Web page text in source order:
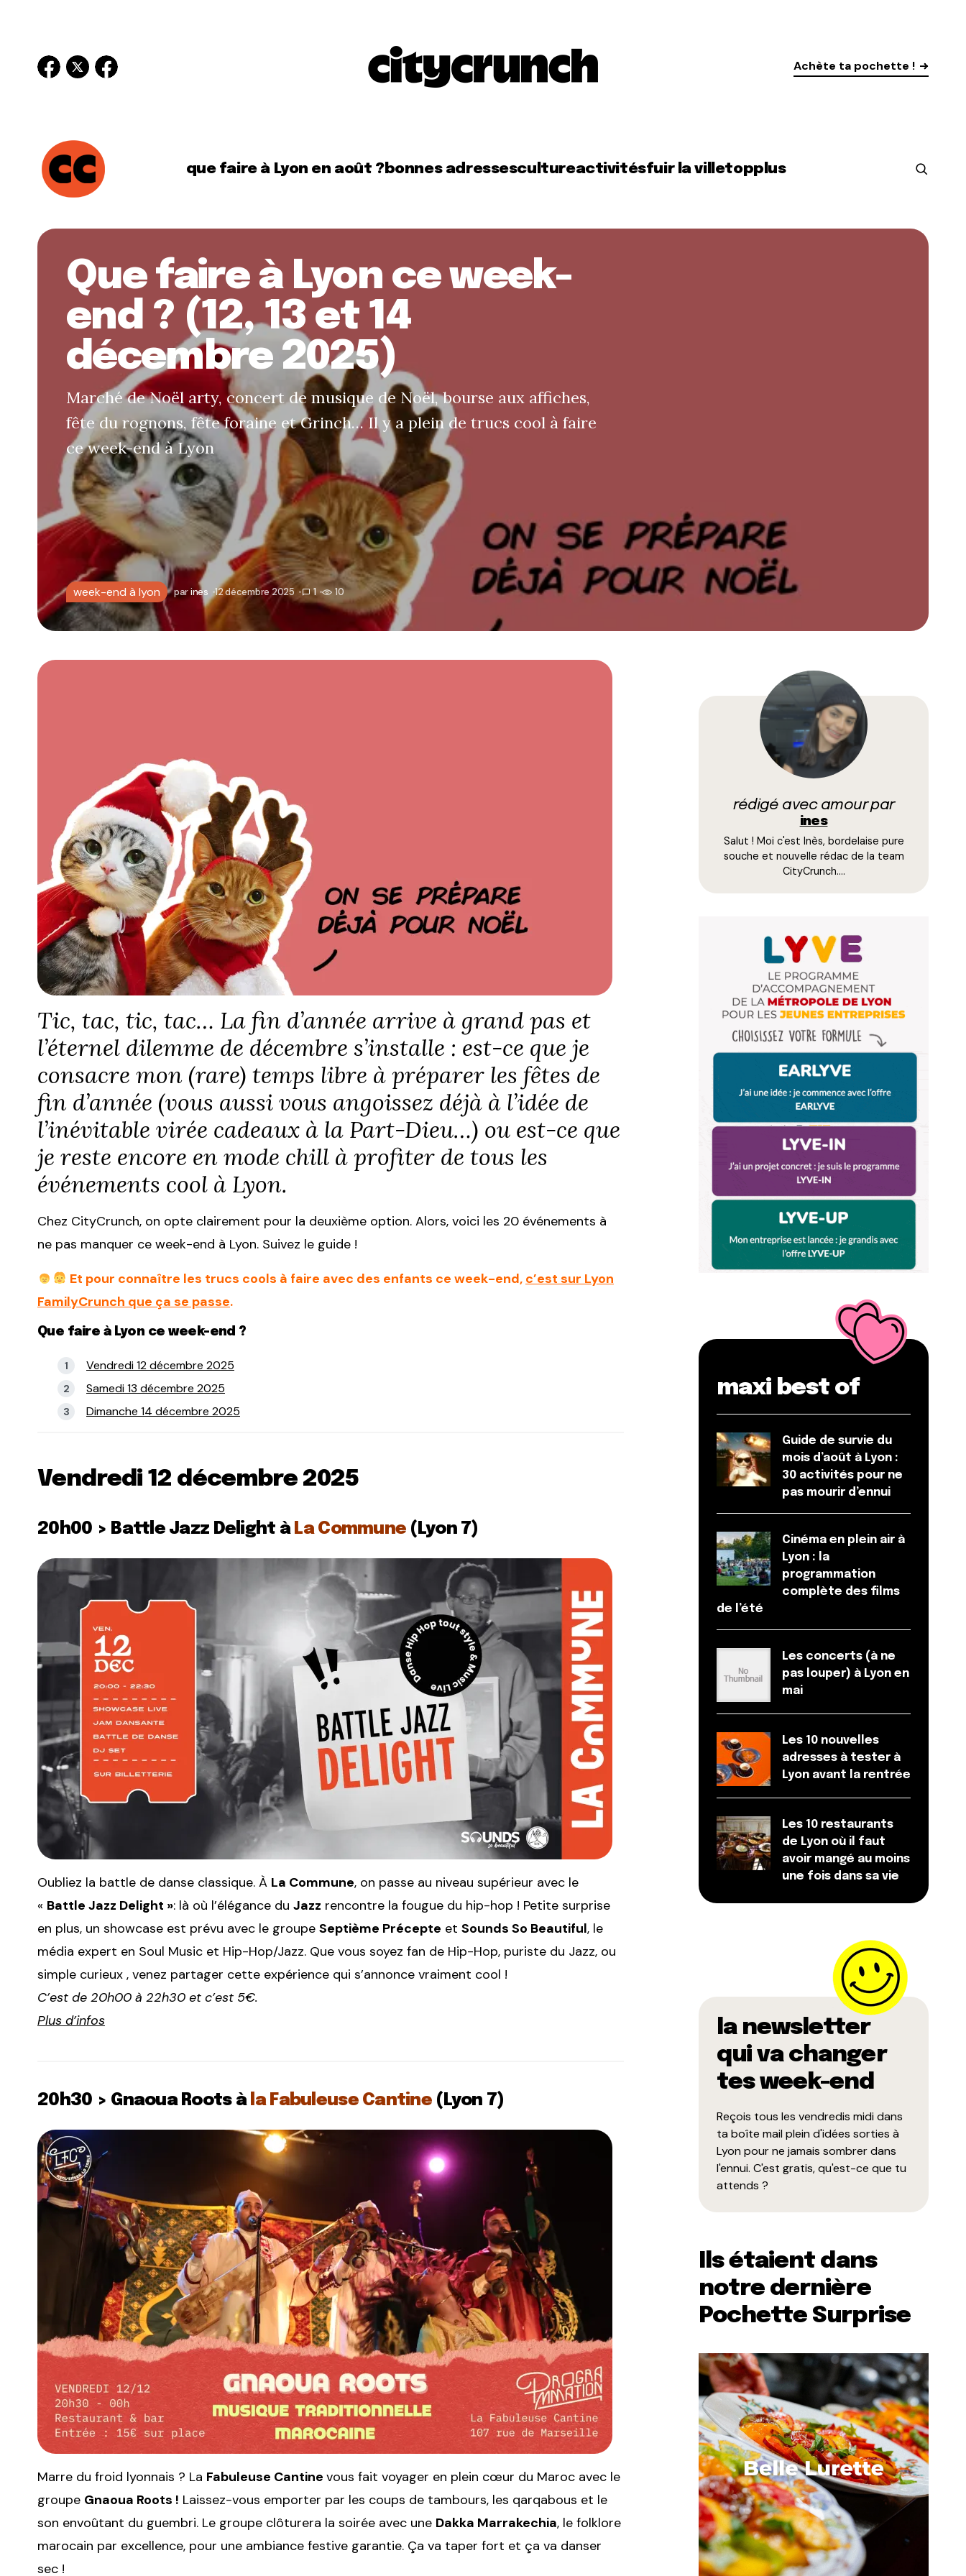
Achète ta pochette !
que faire à Lyon en août ?bonnes adressescultureactivitésfuir la villetopplus
Que faire à Lyon ce week-
end ? (12, 13 et 14
décembre 2025)
Marché de Noël arty, concert de musique de Noël, bourse aux affiches,
fête du rognons, fête foraine et Grinch… Il y a plein de trucs cool à faire
ce week-end à Lyon
week-end à lyon parines 12 décembre 2025 1 10
Tic, tac, tic, tac… La fin d’année arrive à grand pas et
l’éternel dilemme de décembre s’installe : est-ce que je
consacre mon (rare) temps libre à préparer les fêtes de
fin d’année (vous aussi vous angoissez déjà à l’idée de
l’inévitable virée cadeaux à la Part-Dieu…) ou est-ce que
je reste encore en mode chill à profiter de tous les
événements cool à Lyon.
Chez CityCrunch, on opte clairement pour la deuxième option. Alors, voici les 20 événements à
ne pas manquer ce week-end à Lyon. Suivez le guide !
Et pour connaître les trucs cools à faire avec des enfants ce week-end, c’est sur Lyon
FamilyCrunch que ça se passe.
Que faire à Lyon ce week-end ?
Vendredi 12 décembre 2025
Samedi 13 décembre 2025
Dimanche 14 décembre 2025
Vendredi 12 décembre 2025
20h00 > Battle Jazz Delight à La Commune (Lyon 7)
Oubliez la battle de danse classique. À La Commune, on passe au niveau supérieur avec le
« Battle Jazz Delight »: là où l’élégance du Jazz rencontre la fougue du hip-hop ! Petite surprise
en plus, un showcase est prévu avec le groupe Septième Précepte et Sounds So Beautiful, le
média expert en Soul Music et Hip-Hop/Jazz. Que vous soyez fan de Hip-Hop, puriste du Jazz, ou
simple curieux , venez partager cette expérience qui s’annonce vraiment cool !
C’est de 20h00 à 22h30 et c’est 5€.
Plus d’infos
20h30 > Gnaoua Roots à la Fabuleuse Cantine (Lyon 7)
Marre du froid lyonnais ? La Fabuleuse Cantine vous fait voyager en plein cœur du Maroc avec le
groupe Gnaoua Roots ! Laissez-vous emporter par les coups de tambours, les qarqabous et le
son envoûtant du guembri. Le groupe clôturera la soirée avec une Dakka Marrakechia, le folklore
marocain par excellence, pour une ambiance festive garantie. Ça va taper fort et ça va danser
sec !
rédigé avec amour par
ines
Salut ! Moi c'est Inès, bordelaise pure
souche et nouvelle rédac de la team
CityCrunch.…
maxi best of
Guide de survie du
mois d’août à Lyon :
30 activités pour ne
pas mourir d’ennui
Cinéma en plein air à
Lyon : la
programmation
complète des films
de l’été
Les concerts (à ne
pas louper) à Lyon en
mai
Les 10 nouvelles
adresses à tester à
Lyon avant la rentrée
Les 10 restaurants
de Lyon où il faut
avoir mangé au moins
une fois dans sa vie
la newsletter
qui va changer
tes week-end
Reçois tous les vendredis midi dans
ta boîte mail plein d'idées sorties à
Lyon pour ne jamais sombrer dans
l'ennui. C'est gratis, qu'est-ce que tu
attends ?
Ils étaient dans
notre dernière
Pochette Surprise